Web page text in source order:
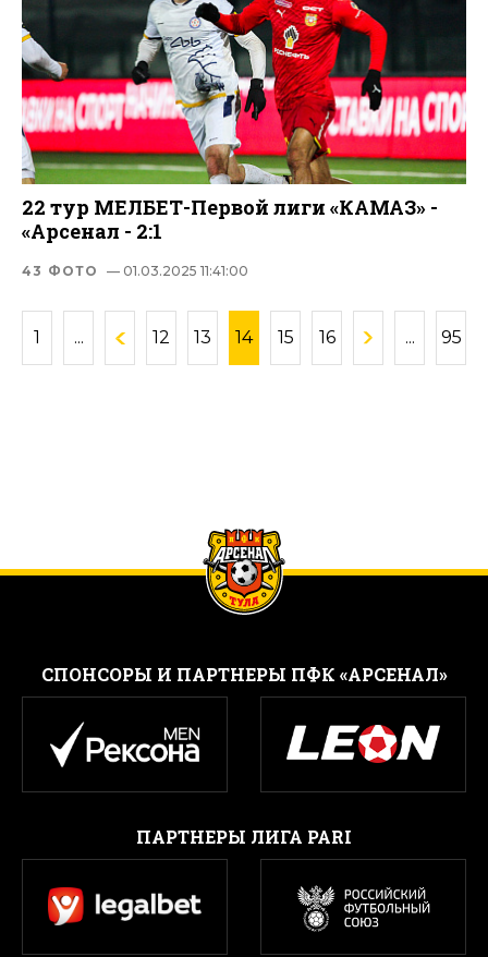
22 тур МЕЛБЕТ-Первой лиги «КАМАЗ» -
«Арсенал - 2:1
43 ФОТО — 01.03.2025 11:41:00
1 ... 12 13 14 15 16 ... 95
CПОНСОРЫ И ПАРТНЕРЫ ПФК «АРСЕНАЛ»
ПАРТНЕРЫ ЛИГА PARI